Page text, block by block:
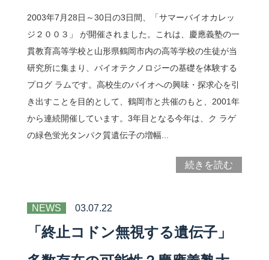
2003年7月28日～30日の3日間、「サマーバイオカレッ
ジ２００３」 が開催されました。これは、慶應義塾の一
貫教育高等学校と山形県鶴岡市内の高等学校の生徒が当
研究所に集まり、バイオテクノロジーの基礎を体験する
プログ ラムです。高校生のバイオへの興味・探求心を引
き出すことを目的として、鶴岡市と共催のもと、2001年
から連続開催しています。3年目となる今年は、ク ラゲ
の緑色蛍光タンパク質遺伝子の増幅...
続きを読む
NEWS 03.07.22
「終止コドン無視する遺伝子」